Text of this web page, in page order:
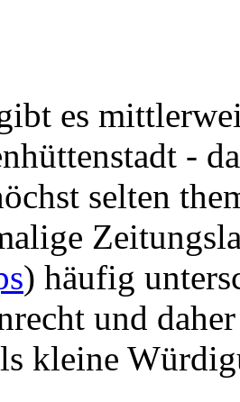
es
-
selten
) häufig
und
kleine